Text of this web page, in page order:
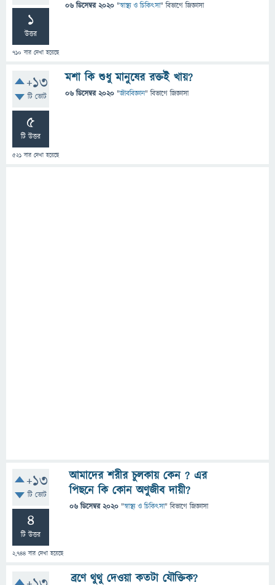
1
উত্তর
710 বার দেখা হয়েছে
06 ডিসেম্বর 2020 "স্বাস্থ্য ও চিকিৎসা" বিভাগে জিজ্ঞাসা
+13
টি ভোট
5
টি উত্তর
521 বার দেখা হয়েছে
মশা কি শুধু মানুষের রক্তই খায়?
06 ডিসেম্বর 2020 "জীববিজ্ঞান" বিভাগে জিজ্ঞাসা
+13
টি ভোট
4
টি উত্তর
2,744 বার দেখা হয়েছে
আমাদের শরীর চুলকায় কেন ? এর
পিছনে কি কোন অণুজীব দায়ী?
06 ডিসেম্বর 2020 "স্বাস্থ্য ও চিকিৎসা" বিভাগে জিজ্ঞাসা
ব্রণে থুথু দেওয়া কতটা যৌক্তিক?